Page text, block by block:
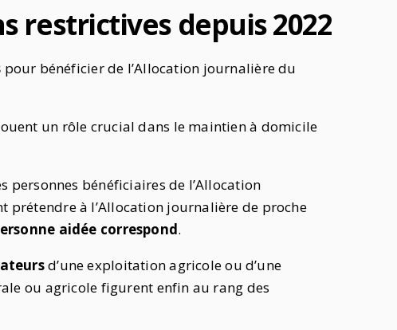
restrictives depuis 2022
pour bénéficier de l’Allocation journalière du
un rôle crucial dans le maintien à domicile
personnes bénéficiaires de l’Allocation
prétendre à l’Allocation journalière de proche
aidée correspond.
d’une exploitation agricole ou d’une
ou agricole figurent enfin au rang des